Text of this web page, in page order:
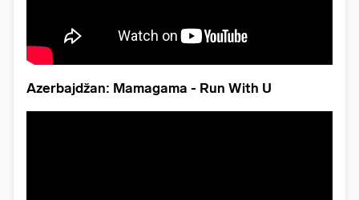
Azerbajdžan: Mamagama - Run With U